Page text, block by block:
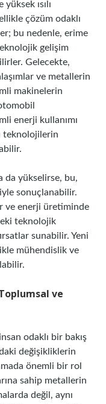
ısılı
çözüm odaklı
bu nedenle, erime
gelişim
Gelecekte,
ve metallerin
makinelerin
enerji kullanımı
teknolojilerin
da yükselirse, bu,
sonuçlanabilir.
ve enerji üretiminde
teknolojik
sunabilir. Yeni
mühendislik ve
ve
odaklı bir bakış
değişikliklerin
önemli bir rol
sahip metallerin
değil, aynı